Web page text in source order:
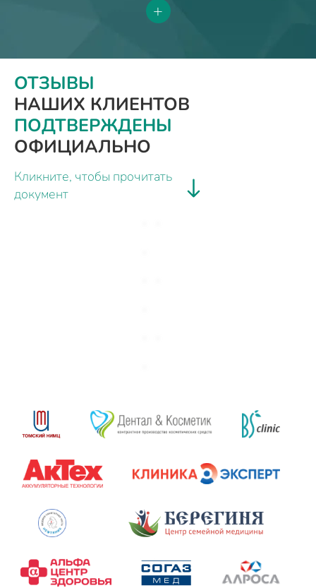
+
ОТЗЫВЫ
НАШИХ КЛИЕНТОВ
ПОДТВЕРЖДЕНЫ
ОФИЦИАЛЬНО
Кликните, чтобы прочитать
документ